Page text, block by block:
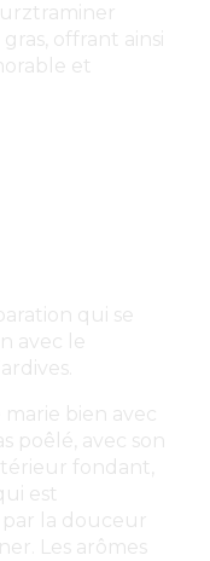
offrant ainsi
et
qui se
avec le
bien avec
poêlé, avec son
fondant,
est
la douceur
Les arômes